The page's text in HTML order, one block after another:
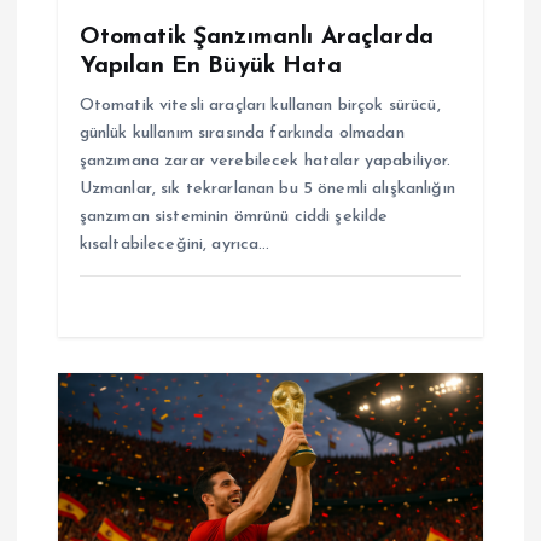
Otomatik Şanzımanlı Araçlarda
Yapılan En Büyük Hata
Otomatik vitesli araçları kullanan birçok sürücü,
günlük kullanım sırasında farkında olmadan
şanzımana zarar verebilecek hatalar yapabiliyor.
Uzmanlar, sık tekrarlanan bu 5 önemli alışkanlığın
şanzıman sisteminin ömrünü ciddi şekilde
kısaltabileceğini, ayrıca…